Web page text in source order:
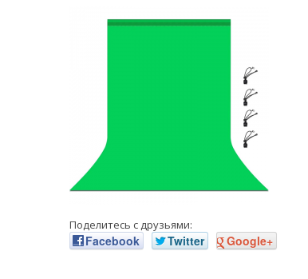
Поделитесь с друзьями:
Facebook Twitter Google+